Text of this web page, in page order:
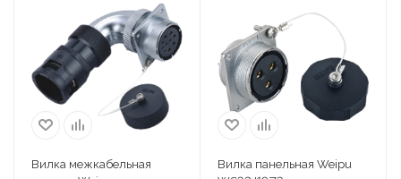
Вилка межкабельная
Вилка панельная Weipu